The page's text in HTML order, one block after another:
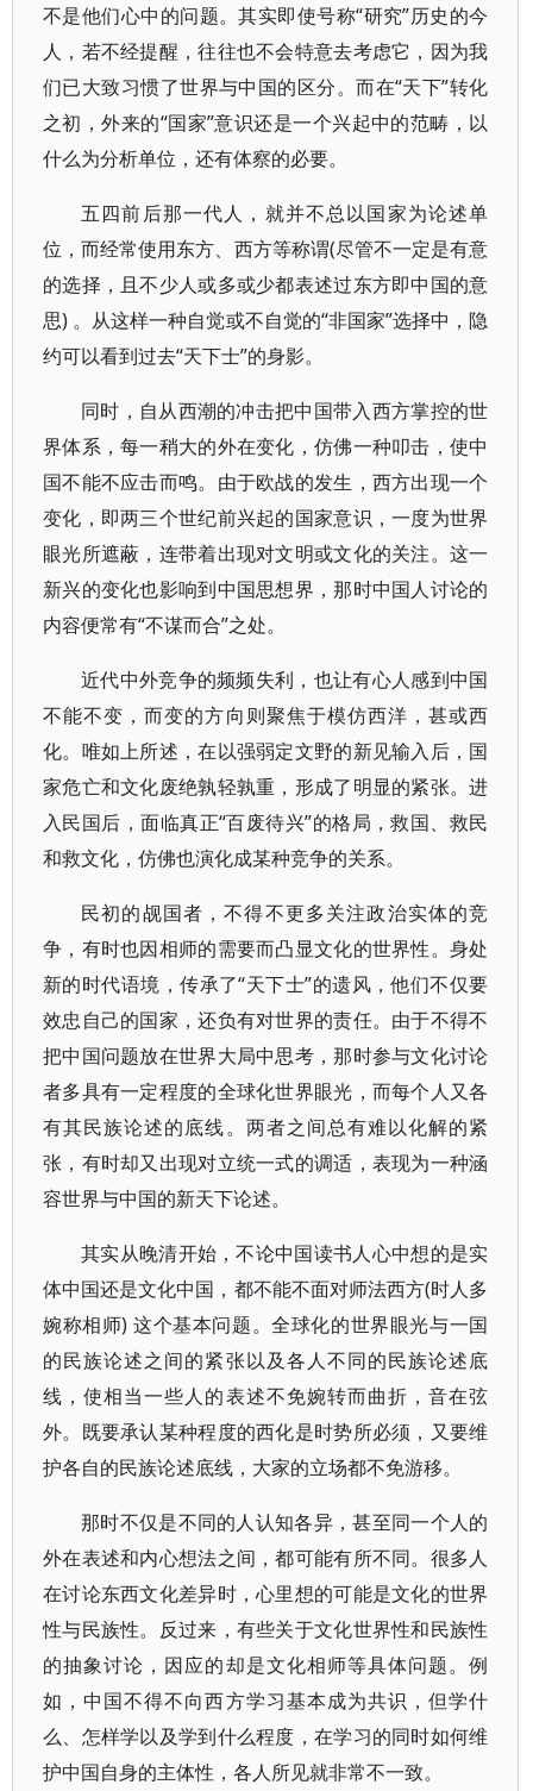
不是他们心中的问题。其实即使号称“研究”历史的今
人，若不经提醒，往往也不会特意去考虑它，因为我
们已大致习惯了世界与中国的区分。而在“天下”转化
之初，外来的“国家”意识还是一个兴起中的范畴，以
什么为分析单位，还有体察的必要。
五四前后那一代人，就并不总以国家为论述单
位，而经常使用东方、西方等称谓(尽管不一定是有意
的选择，且不少人或多或少都表述过东方即中国的意
思) 。从这样一种自觉或不自觉的“非国家”选择中，隐
约可以看到过去“天下士”的身影。
同时，自从西潮的冲击把中国带入西方掌控的世
界体系，每一稍大的外在变化，仿佛一种叩击，使中
国不能不应击而鸣。由于欧战的发生，西方出现一个
变化，即两三个世纪前兴起的国家意识，一度为世界
眼光所遮蔽，连带着出现对文明或文化的关注。这一
新兴的变化也影响到中国思想界，那时中国人讨论的
内容便常有“不谋而合”之处。
近代中外竞争的频频失利，也让有心人感到中国
不能不变，而变的方向则聚焦于模仿西洋，甚或西
化。唯如上所述，在以强弱定文野的新见输入后，国
家危亡和文化废绝孰轻孰重，形成了明显的紧张。进
入民国后，面临真正“百废待兴”的格局，救国、救民
和救文化，仿佛也演化成某种竞争的关系。
民初的觇国者，不得不更多关注政治实体的竞
争，有时也因相师的需要而凸显文化的世界性。身处
新的时代语境，传承了“天下士”的遗风，他们不仅要
效忠自己的国家，还负有对世界的责任。由于不得不
把中国问题放在世界大局中思考，那时参与文化讨论
者多具有一定程度的全球化世界眼光，而每个人又各
有其民族论述的底线。两者之间总有难以化解的紧
张，有时却又出现对立统一式的调适，表现为一种涵
容世界与中国的新天下论述。
其实从晚清开始，不论中国读书人心中想的是实
体中国还是文化中国，都不能不面对师法西方(时人多
婉称相师) 这个基本问题。全球化的世界眼光与一国
的民族论述之间的紧张以及各人不同的民族论述底
线，使相当一些人的表述不免婉转而曲折，音在弦
外。既要承认某种程度的西化是时势所必须，又要维
护各自的民族论述底线，大家的立场都不免游移。
那时不仅是不同的人认知各异，甚至同一个人的
外在表述和内心想法之间，都可能有所不同。很多人
在讨论东西文化差异时，心里想的可能是文化的世界
性与民族性。反过来，有些关于文化世界性和民族性
的抽象讨论，因应的却是文化相师等具体问题。例
如，中国不得不向西方学习基本成为共识，但学什
么、怎样学以及学到什么程度，在学习的同时如何维
护中国自身的主体性，各人所见就非常不一致。